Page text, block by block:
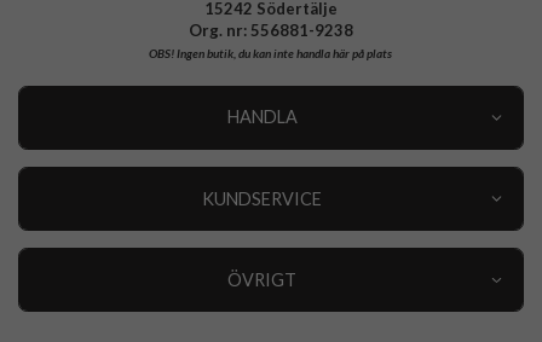
15242 Södertälje
Org. nr: 556881-9238
OBS!Ingen butik, du kan inte handla här på plats
HANDLA
KUNDSERVICE
ÖVRIGT